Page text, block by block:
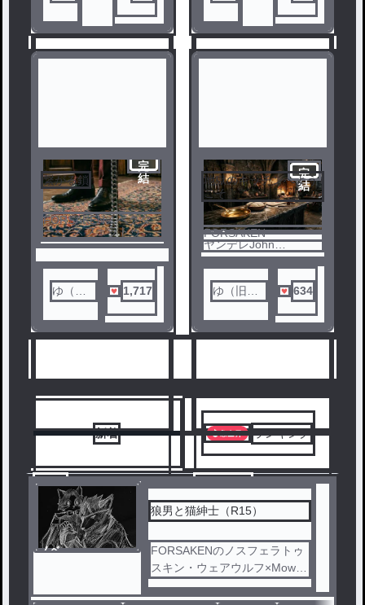
7 8
ノベ
ル
完
結
繋がる鎖
FORSAKENスペクタ
ー×ノスフェラトゥ
スペクターがノス様🦇
で。16話以降は短編の
ゆ（旧
ゆ」）
1,717
9
ノベ
ル
完
結
地獄のキッチンへよう
こそ
FORSAKEN
ヤンデレJohn
dough（コック）×ツ
ンデレ1eggsとスペク
ターたちの話。本物の
ジョンドゥはジェーン
がいるので、自分でジ
ェーン以外のカップル
話作るの抵抗あったけ
ど（他の方がかかれた
を聞いて、それならめ
純愛だよね（？）
ゆ（旧
634
10
新着 ランキング
ノベ
狼男と猫紳士（R15）
FORSAKENのノスフェラトゥ
スキン・ウェアウルフ×Mowl
。ほぼセンシティブです。ケ
モ×ケモ書きたかった